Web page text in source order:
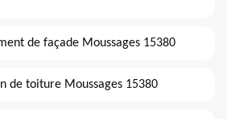
de façade Moussages 15380
de toiture Moussages 15380